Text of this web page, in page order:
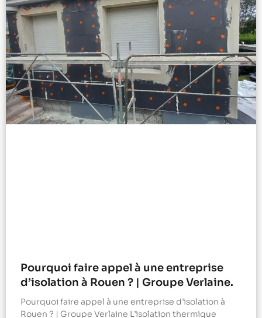
Pourquoi faire appel à une entreprise
d’isolation à Rouen ? | Groupe Verlaine.
Pourquoi faire appel à une entreprise d’isolation à
Rouen ? | Groupe Verlaine L’isolation thermique